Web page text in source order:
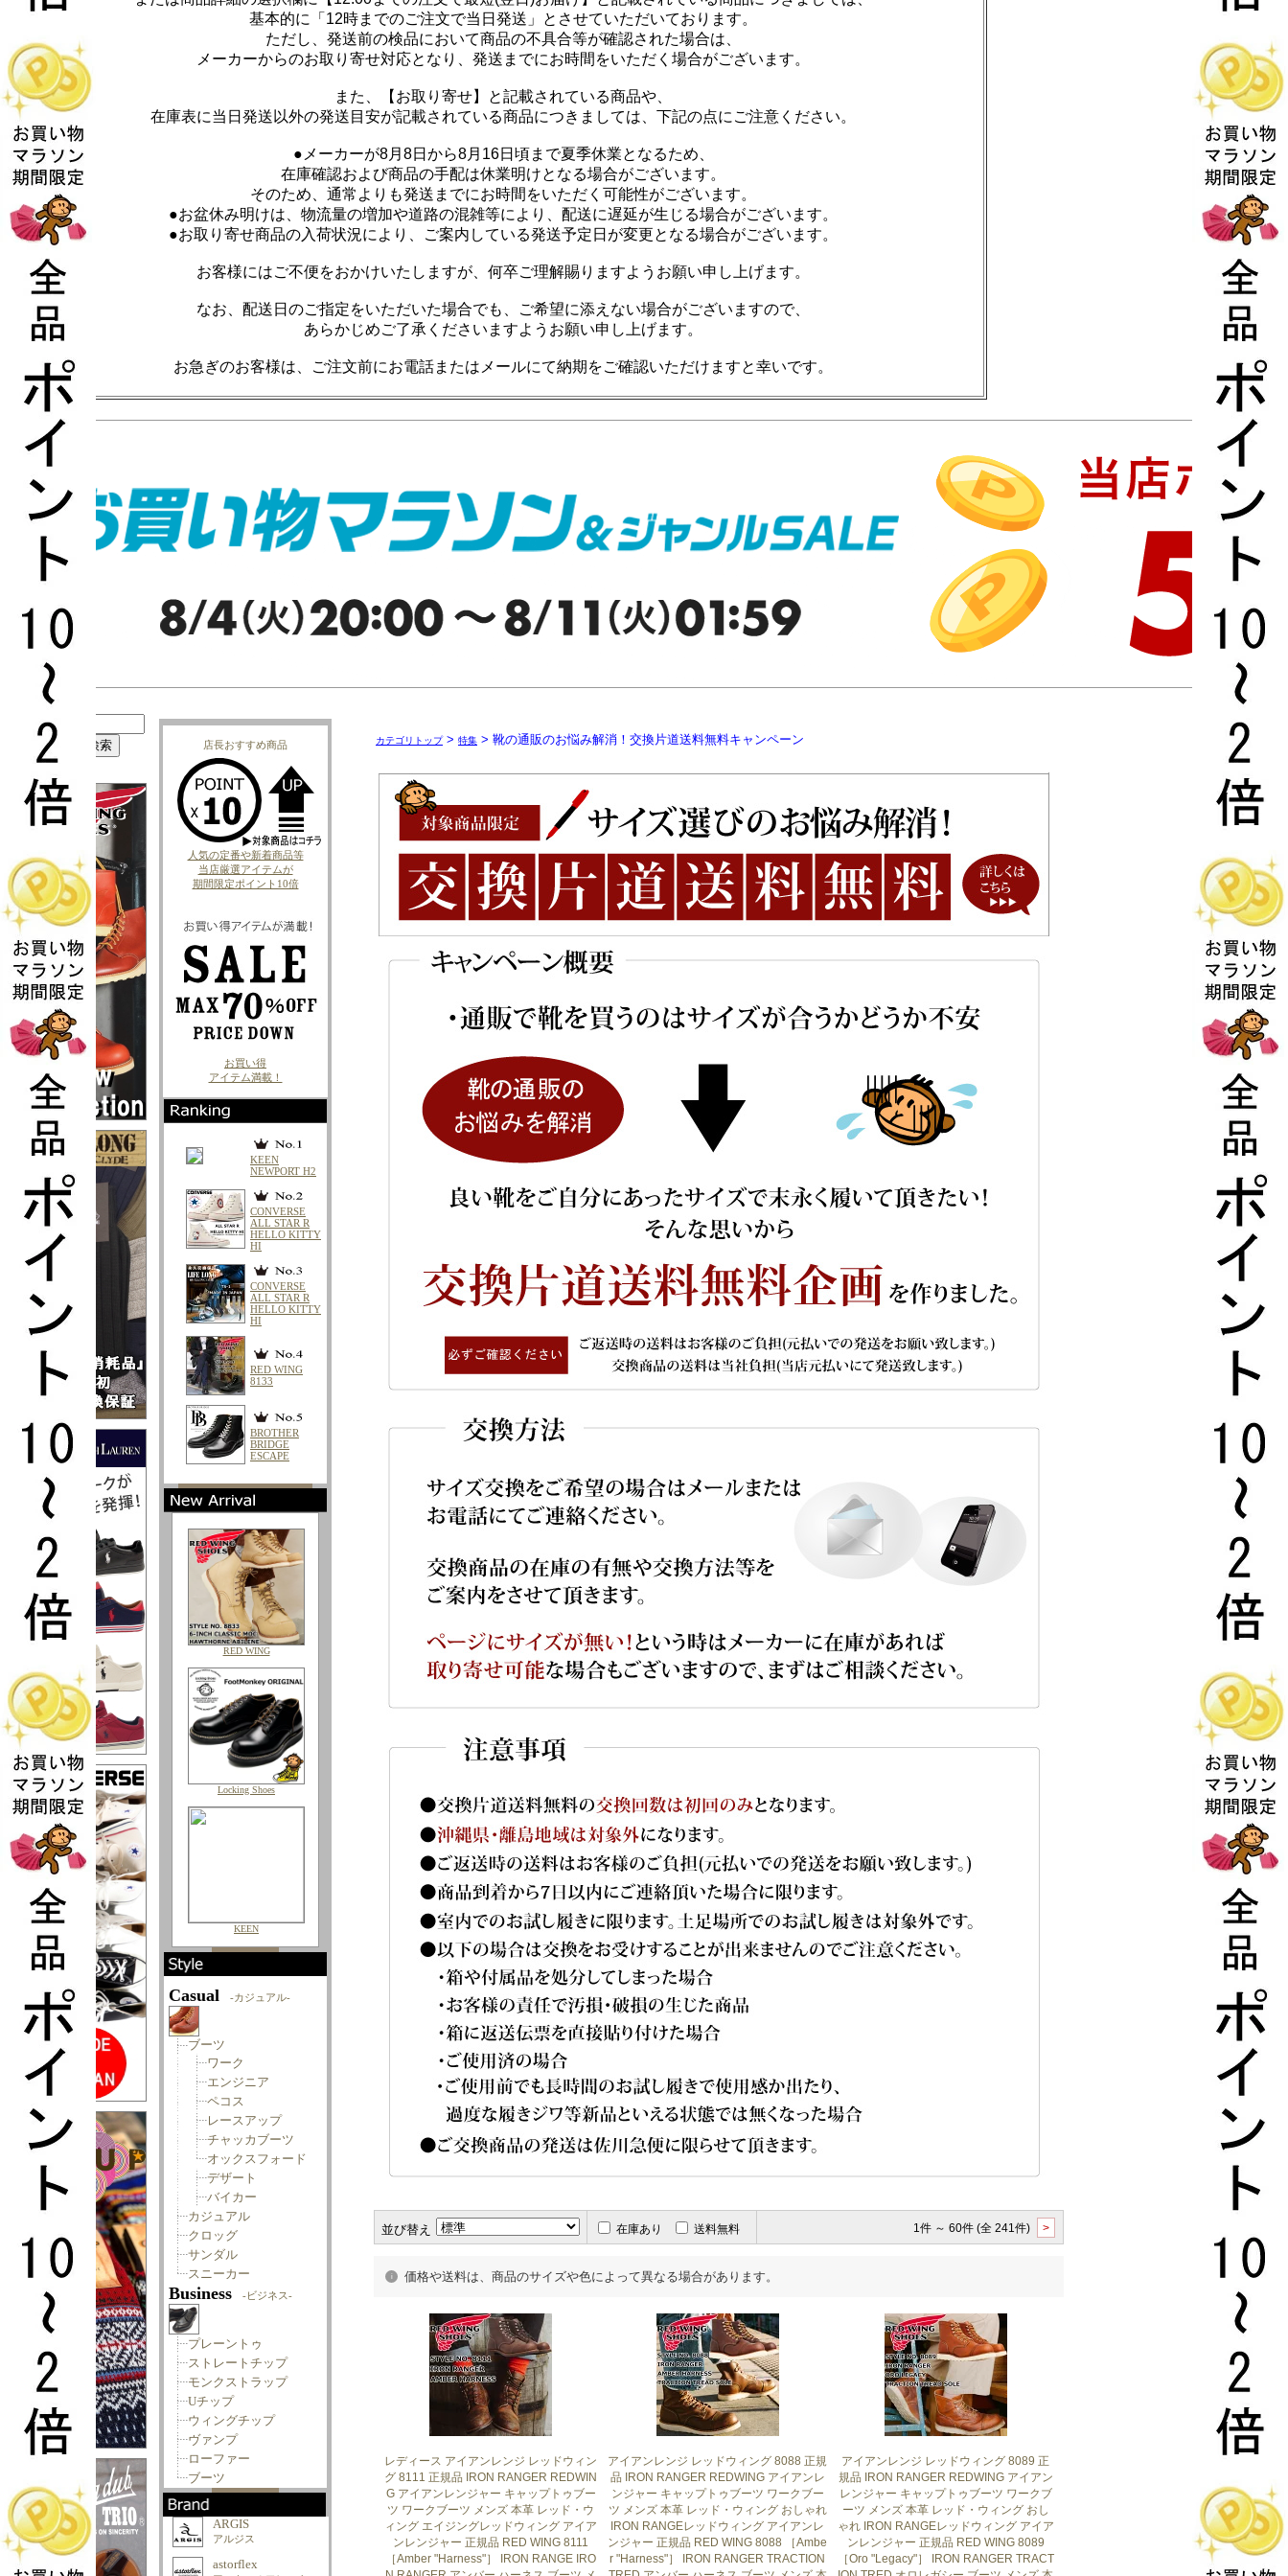
基本的に「12時までのご注文で当日発送」とさせていただいております。
ただし、発送前の検品において商品の不具合等が確認された場合は、
メーカーからのお取り寄せ対応となり、発送までにお時間をいただく場合がございます。
また、【お取り寄せ】と記載されている商品や、
在庫表に当日発送以外の発送目安が記載されている商品につきましては、下記の点にご注意ください。
●メーカーが8月8日から8月16日頃まで夏季休業となるため、
在庫確認および商品の手配は休業明けとなる場合がございます。
そのため、通常よりも発送までにお時間をいただく可能性がございます。
●お盆休み明けは、物流量の増加や道路の混雑等により、配送に遅延が生じる場合がございます。
●お取り寄せ商品の入荷状況により、ご案内している発送予定日が変更となる場合がございます。
お客様にはご不便をおかけいたしますが、何卒ご理解賜りますようお願い申し上げます。
なお、配送日のご指定をいただいた場合でも、ご希望に添えない場合がございますので、
あらかじめご了承くださいますようお願い申し上げます。
お急ぎのお客様は、ご注文前にお電話またはメールにて納期をご確認いただけますと幸いです。
カテゴリトップ> 特集 > 靴の通販のお悩み解消！交換片道送料無料キャンペーン
並び替え 在庫あり 送料無料 1件 ～ 60件 (全 241件) >
価格や送料は、商品のサイズや色によって異なる場合があります。
レディース アイアンレンジ レッドウィン
グ 8111 正規品 IRON RANGER REDWIN
G アイアンレンジャー キャップトゥブー
ツ ワークブーツ メンズ 本革 レッド・ウ
ィング エイジングレッドウィング アイア
ンレンジャー 正規品 RED WING 8111
［Amber "Harness"］ IRON RANGE IRO
アイアンレンジ レッドウィング 8088 正規
品 IRON RANGER REDWING アイアンレ
ンジャー キャップトゥブーツ ワークブー
ツ メンズ 本革 レッド・ウィング おしゃれ
IRON RANGEレッドウィング アイアンレ
ンジャー 正規品 RED WING 8088 ［Ambe
r "Harness"］ IRON RANGER TRACTION
アイアンレンジ レッドウィング 8089 正
規品 IRON RANGER REDWING アイアン
レンジャー キャップトゥブーツ ワークブ
ーツ メンズ 本革 レッド・ウィング おし
ゃれ IRON RANGEレッドウィング アイア
ンレンジャー 正規品 RED WING 8089
［Oro "Legacy"］ IRON RANGER TRACT